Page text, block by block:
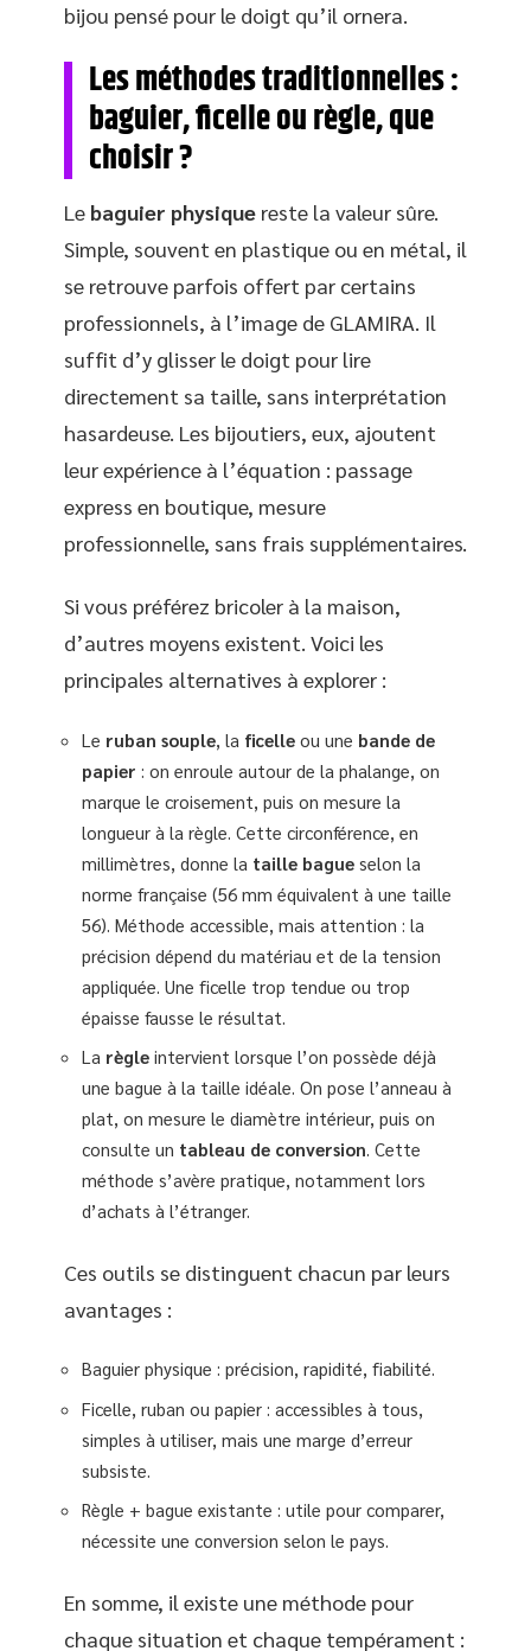
bijou pensé pour le doigt qu’il ornera.
Les méthodes traditionnelles :
baguier, ficelle ou règle, que
choisir ?
Le baguier physique reste la valeur sûre.
Simple, souvent en plastique ou en métal, il
se retrouve parfois offert par certains
professionnels, à l’image de GLAMIRA. Il
suffit d’y glisser le doigt pour lire
directement sa taille, sans interprétation
hasardeuse. Les bijoutiers, eux, ajoutent
leur expérience à l’équation : passage
express en boutique, mesure
professionnelle, sans frais supplémentaires.
Si vous préférez bricoler à la maison,
d’autres moyens existent. Voici les
principales alternatives à explorer :
Le ruban souple , la ficelle ou une bande de
papier : on enroule autour de la phalange, on
marque le croisement, puis on mesure la
longueur à la règle. Cette circonférence, en
millimètres, donne la taille bague selon la
norme française (56 mm équivalent à une taille
56). Méthode accessible, mais attention : la
précision dépend du matériau et de la tension
appliquée. Une ficelle trop tendue ou trop
épaisse fausse le résultat.
La règle intervient lorsque l’on possède déjà
une bague à la taille idéale. On pose l’anneau à
plat, on mesure le diamètre intérieur, puis on
consulte un tableau de conversion. Cette
méthode s’avère pratique, notamment lors
d’achats à l’étranger.
Ces outils se distinguent chacun par leurs
avantages :
Baguier physique : précision, rapidité, fiabilité.
Ficelle, ruban ou papier : accessibles à tous,
simples à utiliser, mais une marge d’erreur
subsiste.
Règle + bague existante : utile pour comparer,
nécessite une conversion selon le pays.
En somme, il existe une méthode pour
chaque situation et chaque tempérament :